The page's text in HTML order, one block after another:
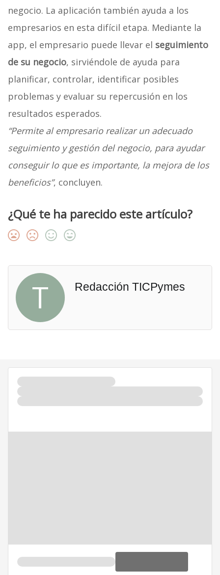
negocio. La aplicación también ayuda a los
empresarios en esta difícil etapa. Mediante la
app, el empresario puede llevar el seguimiento
de su negocio, sirviéndole de ayuda para
planificar, controlar, identificar posibles
problemas y evaluar su repercusión en los
resultados esperados.
“Permite al empresario realizar un adecuado
seguimiento y gestión del negocio, para ayudar
conseguir lo que es importante, la mejora de los
beneficios”, concluyen.
¿Qué te ha parecido este artículo?
T Redacción TICPymes